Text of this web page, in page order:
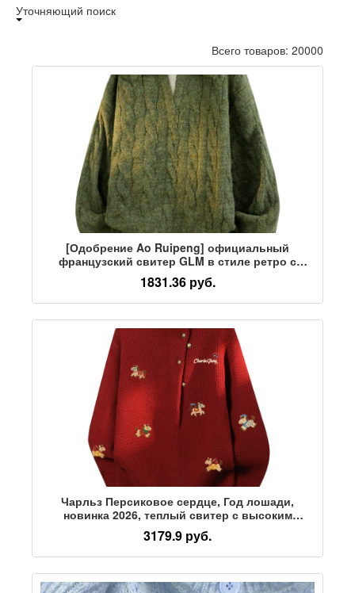
Уточняющий поиск
Всего товаров: 20000
[Одобрение Ao Ruipeng] официальный
французский свитер GLM в стиле ретро с
отворотом, мужской осенний топ
1831.36 руб.
Чарльз Персиковое сердце, Год лошади,
новинка 2026, теплый свитер с высоким
воротом, топы, зимние повседневные свитера
для мужчин и женщин, тренд
3179.9 руб.